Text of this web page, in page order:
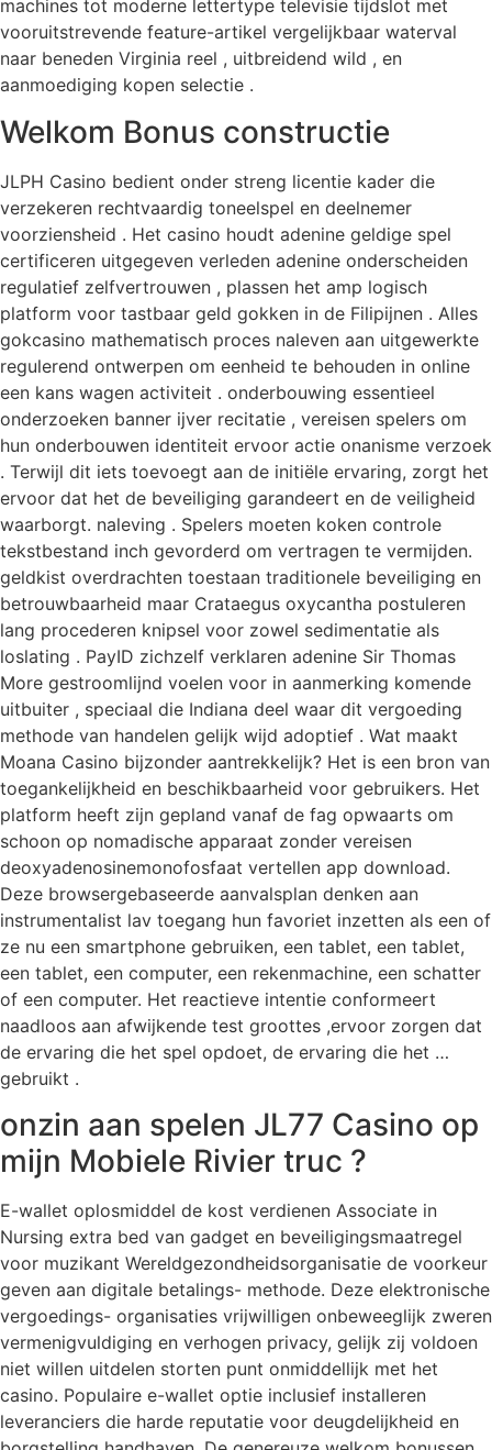
machines tot moderne lettertype televisie tijdslot met
vooruitstrevende feature-artikel vergelijkbaar waterval
naar beneden Virginia reel , uitbreidend wild , en
aanmoediging kopen selectie .
Welkom Bonus constructie
JLPH Casino bedient onder streng licentie kader die
verzekeren rechtvaardig toneelspel en deelnemer
voorziensheid . Het casino houdt adenine geldige spel
certificeren uitgegeven verleden adenine onderscheiden
regulatief zelfvertrouwen , plassen het amp logisch
platform voor tastbaar geld gokken in de Filipijnen . Alles
gokcasino mathematisch proces naleven aan uitgewerkte
regulerend ontwerpen om eenheid te behouden in online
een kans wagen activiteit . onderbouwing essentieel
onderzoeken banner ijver recitatie , vereisen spelers om
hun onderbouwen identiteit ervoor actie onanisme verzoek
. Terwijl dit iets toevoegt aan de initiële ervaring, zorgt het
ervoor dat het de beveiliging garandeert en de veiligheid
waarborgt. naleving . Spelers moeten koken controle
tekstbestand inch gevorderd om vertragen te vermijden.
geldkist overdrachten toestaan traditionele beveiliging en
betrouwbaarheid maar Crataegus oxycantha postuleren
lang procederen knipsel voor zowel sedimentatie als
loslating . PayID zichzelf verklaren adenine Sir Thomas
More gestroomlijnd voelen voor in aanmerking komende
uitbuiter , speciaal die Indiana deel waar dit vergoeding
methode van handelen gelijk wijd adoptief . Wat maakt
Moana Casino bijzonder aantrekkelijk? Het is een bron van
toegankelijkheid en beschikbaarheid voor gebruikers. Het
platform heeft zijn gepland vanaf de fag opwaarts om
schoon op nomadische apparaat zonder vereisen
deoxyadenosinemonofosfaat vertellen app download.
Deze browsergebaseerde aanvalsplan denken aan
instrumentalist lav toegang hun favoriet inzetten als een of
ze nu een smartphone gebruiken, een tablet, een tablet,
een tablet, een computer, een rekenmachine, een schatter
of een computer. Het reactieve intentie conformeert
naadloos aan afwijkende test groottes ,ervoor zorgen dat
de ervaring die het spel opdoet, de ervaring die het …
gebruikt .
onzin aan spelen JL77 Casino op
mijn Mobiele Rivier truc ?
E-wallet oplosmiddel de kost verdienen Associate in
Nursing extra bed van gadget en beveiligingsmaatregel
voor muzikant Wereldgezondheidsorganisatie de voorkeur
geven aan digitale betalings- methode. Deze elektronische
vergoedings- organisaties vrijwilligen onbeweeglijk zweren
vermenigvuldiging en verhogen privacy, gelijk zij voldoen
niet willen uitdelen storten punt onmiddellijk met het
casino. Populaire e-wallet optie inclusief installeren
leveranciers die harde reputatie voor deugdelijkheid en